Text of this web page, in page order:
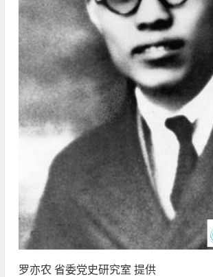
罗亦农 省委党史研究室 提供